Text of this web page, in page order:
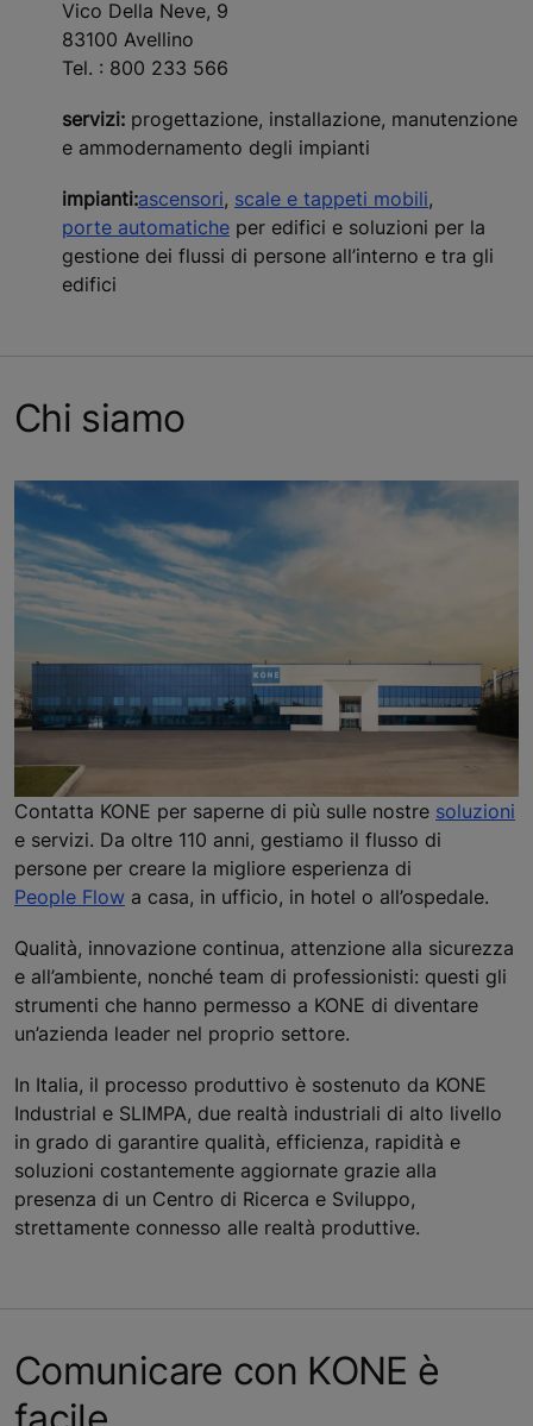
Vico Della Neve, 9
83100 Avellino
Tel. : 800 233 566
servizi: progettazione, installazione, manutenzione
e ammodernamento degli impianti
impianti:ascensori, scale e tappeti mobili,
porte automatiche per edifici e soluzioni per la
gestione dei flussi di persone all’interno e tra gli
edifici
Chi siamo
Contatta KONE per saperne di più sulle nostre soluzioni
e servizi. Da oltre 110 anni, gestiamo il flusso di
persone per creare la migliore esperienza di
People Flow a casa, in ufficio, in hotel o all’ospedale.
Qualità, innovazione continua, attenzione alla sicurezza
e all’ambiente, nonché team di professionisti: questi gli
strumenti che hanno permesso a KONE di diventare
un’azienda leader nel proprio settore.
In Italia, il processo produttivo è sostenuto da KONE
Industrial e SLIMPA, due realtà industriali di alto livello
in grado di garantire qualità, efficienza, rapidità e
soluzioni costantemente aggiornate grazie alla
presenza di un Centro di Ricerca e Sviluppo,
strettamente connesso alle realtà produttive.
Comunicare con KONE è